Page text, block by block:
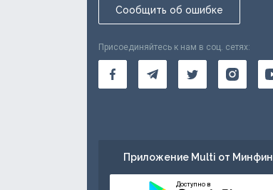
Сообщить об ошибке
Присоединяйтесь к нам в соц. сетях:
Приложение Multi от Минфин
Доступно в